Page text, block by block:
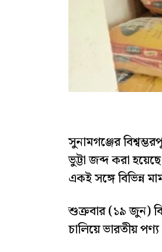
সুনামগঞ্জের
ভুট্টা জব্দ করা
একই সঙ্গে বিভিন্ন
শুক্রবার (১৯ জুন)
চালিয়ে ভারতীয়